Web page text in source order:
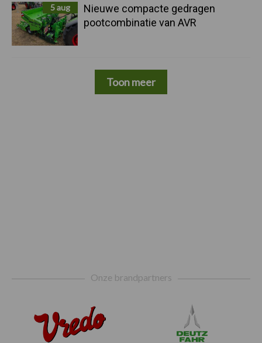
5 aug
Nieuwe compacte gedragen
pootcombinatie van AVR
Toon meer
Onze brandpartners